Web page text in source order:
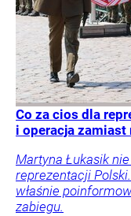
Co za cios dla
i operacja
Martyna Łukasik
reprezentacji
właśnie
zabiegu.